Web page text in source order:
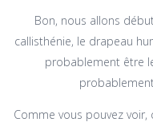
Bon, nous allons
callisthénie, le drapeau
probablement être
Comme vous pouvez voir,